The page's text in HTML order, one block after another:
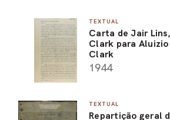
TEXTUAL
Carta de Jair
Clark para
Clark
1944
TEXTUAL
Repartição geral